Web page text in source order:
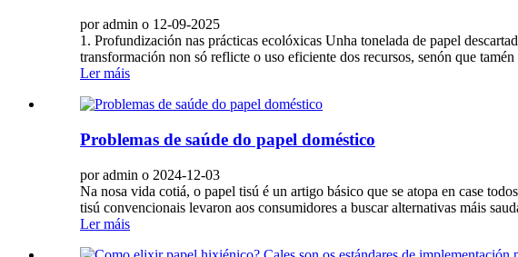
por admin o 12-09-2025
1. Profundización nas prácticas ecolóxicas Unha tonelada de papel
transformación non só reflicte o uso eficiente dos recursos, senón que
Ler máis
Problemas de saúde do papel doméstico
por admin o 2024-12-03
Na nosa vida cotiá, o papel tisú é un artigo básico que se atopa en case
tisú convencionais levaron aos consumidores a buscar alternativas máis
Ler máis